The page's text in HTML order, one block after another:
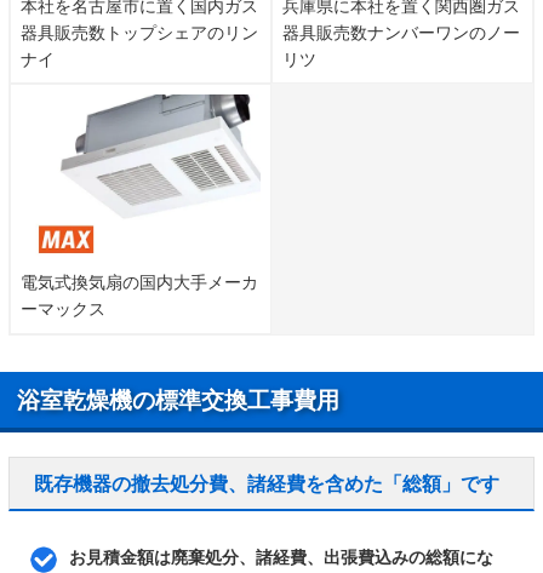
本社を名古屋市に置く国内ガス
器具販売数トップシェアのリン
ナイ
兵庫県に本社を置く関西圏ガス
器具販売数ナンバーワンのノー
リツ
電気式換気扇の国内大手メーカ
ーマックス
浴室乾燥機の標準交換工事費用
既存機器の撤去処分費、諸経費を含めた「総額」です
お見積金額は廃棄処分、諸経費、出張費込みの総額にな